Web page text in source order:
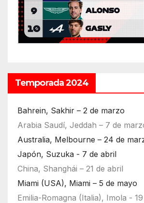
Temporada 2024
Bahrein, Sakhir – 2 de marzo
Arabia Saudí, Jeddah – 7 de
Australia, Melbourne – 24 de
Japón, Suzuka - 7 de abril
China, Shanghái – 21 de abril
Miami (USA), Miami – 5 de mayo
Emilia-Romagna (Italia), Imola -